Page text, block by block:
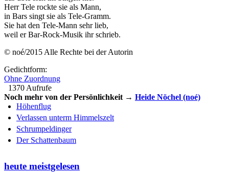
Herr Tele rockte sie als Mann,
in Bars singt sie als Tele-Gramm.
Sie hat den Tele-Mann sehr lieb,
weil er Bar-Rock-Musik ihr schrieb.
© noé/2015 Alle Rechte bei der Autorin
Gedichtform:
Ohne Zuordnung
1370 Aufrufe
Noch mehr von der Persönlichkeit → Heide Nöchel (noé)
Höhenflug
Verlassen unterm Himmelszelt
Schrumpeldinger
Der Schattenbaum
heute meistgelesen